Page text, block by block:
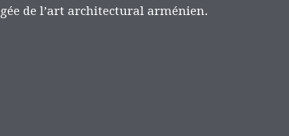
de l’art architectural arménien.